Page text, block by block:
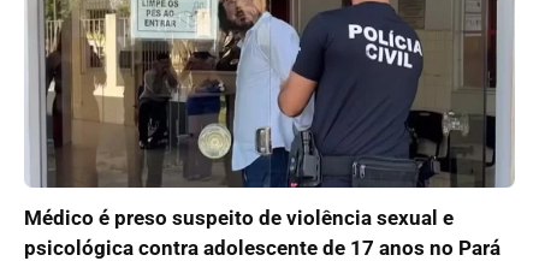
Médico é preso suspeito de violência sexual e
psicológica contra adolescente de 17 anos no Pará